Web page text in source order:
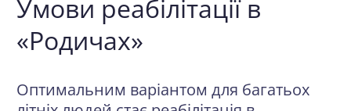
Умови реабілітації в
«Родичах»
Оптимальним варіантом для багатьох